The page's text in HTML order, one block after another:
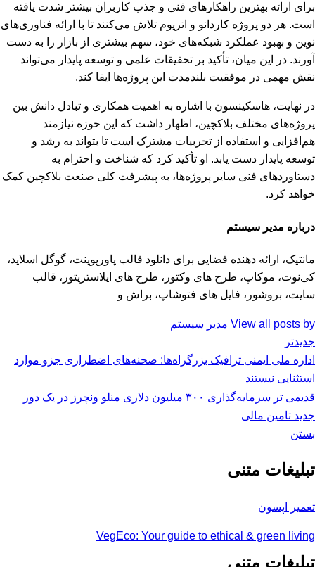
برای ارائه بهترین راهکارهای فنی و جذب کاربران بیشتر شدت یافته
است. هر دو پروژه کاردانو و اتریوم تلاش می‌کنند تا با ارائه فناوری‌های
نوین و بهبود عملکرد شبکه‌های خود، سهم بیشتری از بازار را به دست
آورند. در این میان، تأکید بر تحقیقات علمی و توسعه پایدار می‌تواند
نقش مهمی در موفقیت بلندمدت این پروژه‌ها ایفا کند.
در نهایت، هاسکینسون با اشاره به اهمیت همکاری و تبادل دانش بین
پروژه‌های مختلف بلاکچین، اظهار داشت که این حوزه نیازمند
هم‌افزایی و استفاده از تجربیات مشترک است تا بتواند به رشد و
توسعه پایدار دست یابد. او تأکید کرد که شناخت و احترام به
دستاوردهای فنی سایر پروژه‌ها، به پیشرفت کلی صنعت بلاکچین کمک
خواهد کرد.
درباره مدیر سیستم
مانتیک، ارائه دهنده فضایی برای دانلود قالب پاورپوینت، گوگل اسلاید،
کی‌نوت، موکاپ، طرح های وکتور، طرح های ایلاستریتور، قالب
سایت، بروشور، فایل های فتوشاپ، براش و
View all posts by مدیر سیستم
جدیدتر
اداره ملی ایمنی ترافیک بزرگراه‌ها: صحنه‌های اضطراری جزو موارد
استثنایی نیستند
قدیمی تر
سرمایه‌گذاری ۳۰۰ میلیون دلاری منلو ونچرز در یک دور
جدید تامین مالی
بستن
تبلیغات متنی
تعمیر اپسون
VegEco: Your guide to ethical & green living
تبلیغات متنی